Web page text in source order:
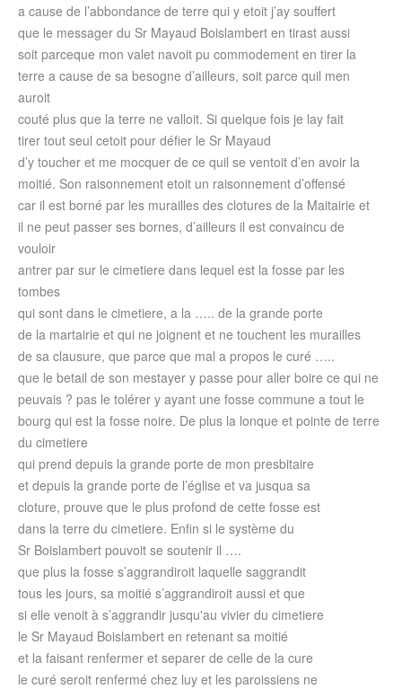
a cause de l’abbondance de terre qui y etoit j’ay souffert
que le messager du Sr Mayaud Boislambert en tirast aussi
soit parceque mon valet navoit pu commodement en tirer la
terre a cause de sa besogne d’ailleurs, soit parce quil men
auroit
couté plus que la terre ne valloit. Si quelque fois je lay fait
tirer tout seul cetoit pour défier le Sr Mayaud
d’y toucher et me mocquer de ce quil se ventoit d’en avoir la
moitié. Son raisonnement etoit un raisonnement d’offensé
car il est borné par les murailles des clotures de la Maitairie et
il ne peut passer ses bornes, d’ailleurs il est convaincu de
vouloir
antrer par sur le cimetiere dans lequel est la fosse par les
tombes
qui sont dans le cimetiere, a la ….. de la grande porte
de la martairie et qui ne joignent et ne touchent les murailles
de sa clausure, que parce que mal a propos le curé …..
que le betail de son mestayer y passe pour aller boire ce qui ne
peuvais ? pas le tolérer y ayant une fosse commune a tout le
bourg qui est la fosse noire. De plus la lonque et pointe de terre
du cimetiere
qui prend depuis la grande porte de mon presbitaire
et depuis la grande porte de l’église et va jusqua sa
cloture, prouve que le plus profond de cette fosse est
dans la terre du cimetiere. Enfin si le système du
Sr Boislambert pouvoit se soutenir il ….
que plus la fosse s’aggrandiroit laquelle saggrandit
tous les jours, sa moitié s’aggrandiroit aussi et que
si elle venoit à s’aggrandir jusqu'au vivier du cimetiere
le Sr Mayaud Boislambert en retenant sa moitié
et la faisant renfermer et separer de celle de la cure
le curé seroit renfermé chez luy et les paroissiens ne